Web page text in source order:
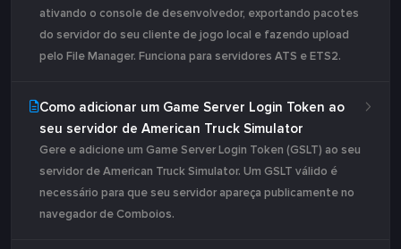
ativando o console de desenvolvedor, exportando pacotes
do servidor do seu cliente de jogo local e fazendo upload
pelo File Manager. Funciona para servidores ATS e ETS2.
Como adicionar um Game Server Login Token ao
seu servidor de American Truck Simulator
Gere e adicione um Game Server Login Token (GSLT) ao seu
servidor de American Truck Simulator. Um GSLT válido é
necessário para que seu servidor apareça publicamente no
navegador de Comboios.